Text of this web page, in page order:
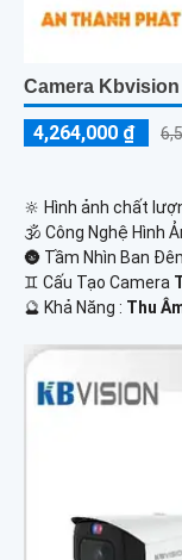
Camera
4,264,000 ₫
🔆 Hình ảnh chất
🕉️ Công Nghệ Hình
🌚 Tầm Nhìn Ban
♊ Cấu Tạo Camera
️🔮 Khả Năng : Thu